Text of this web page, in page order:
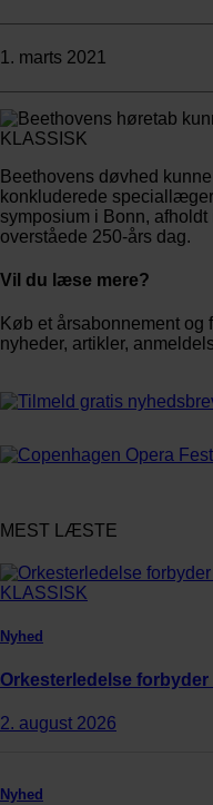
1. marts 2021
Beethovens døvhed
konkluderede
symposium i Bonn,
overståede 250-års dag.
Vil du læse mere?
Køb et årsabonnement
nyheder, artikler,
MEST LÆSTE
Nyhed
Orkesterledelse
2. august 2026
Nyhed